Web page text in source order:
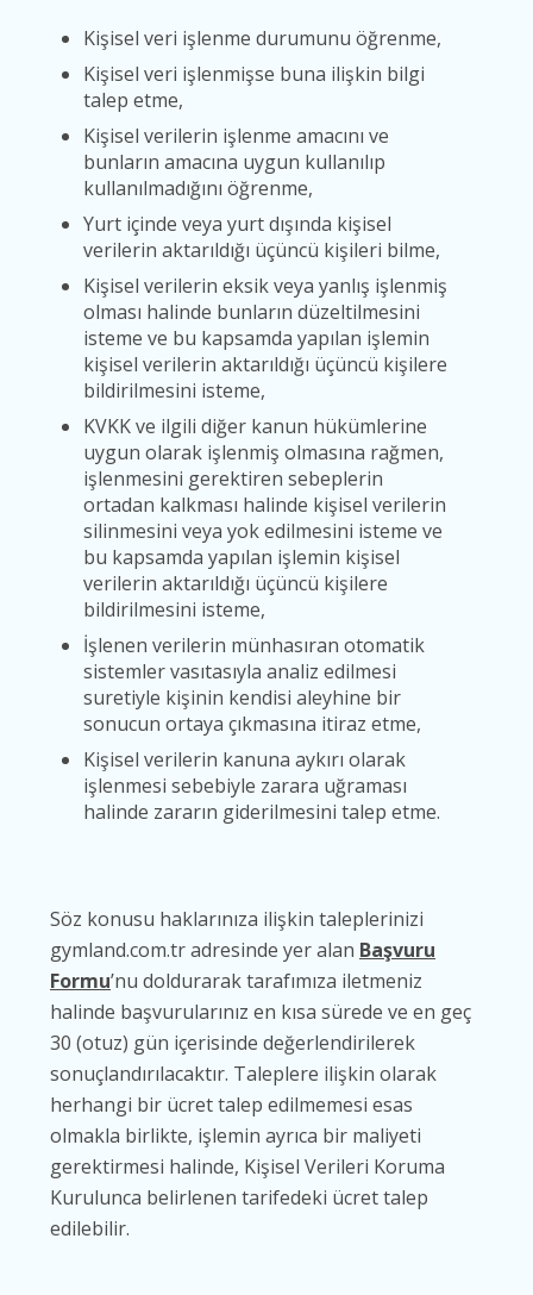
Kişisel veri işlenme durumunu öğrenme,
Kişisel veri işlenmişse buna ilişkin bilgi
talep etme,
Kişisel verilerin işlenme amacını ve
bunların amacına uygun kullanılıp
kullanılmadığını öğrenme,
Yurt içinde veya yurt dışında kişisel
verilerin aktarıldığı üçüncü kişileri bilme,
Kişisel verilerin eksik veya yanlış işlenmiş
olması halinde bunların düzeltilmesini
isteme ve bu kapsamda yapılan işlemin
kişisel verilerin aktarıldığı üçüncü kişilere
bildirilmesini isteme,
KVKK ve ilgili diğer kanun hükümlerine
uygun olarak işlenmiş olmasına rağmen,
işlenmesini gerektiren sebeplerin
ortadan kalkması halinde kişisel verilerin
silinmesini veya yok edilmesini isteme ve
bu kapsamda yapılan işlemin kişisel
verilerin aktarıldığı üçüncü kişilere
bildirilmesini isteme,
İşlenen verilerin münhasıran otomatik
sistemler vasıtasıyla analiz edilmesi
suretiyle kişinin kendisi aleyhine bir
sonucun ortaya çıkmasına itiraz etme,
Kişisel verilerin kanuna aykırı olarak
işlenmesi sebebiyle zarara uğraması
halinde zararın giderilmesini talep etme.
Söz konusu haklarınıza ilişkin taleplerinizi
gymland.com.tr adresinde yer alan Başvuru
Formu’nu doldurarak tarafımıza iletmeniz
halinde başvurularınız en kısa sürede ve en geç
30 (otuz) gün içerisinde değerlendirilerek
sonuçlandırılacaktır. Taleplere ilişkin olarak
herhangi bir ücret talep edilmemesi esas
olmakla birlikte, işlemin ayrıca bir maliyeti
gerektirmesi halinde, Kişisel Verileri Koruma
Kurulunca belirlenen tarifedeki ücret talep
edilebilir.